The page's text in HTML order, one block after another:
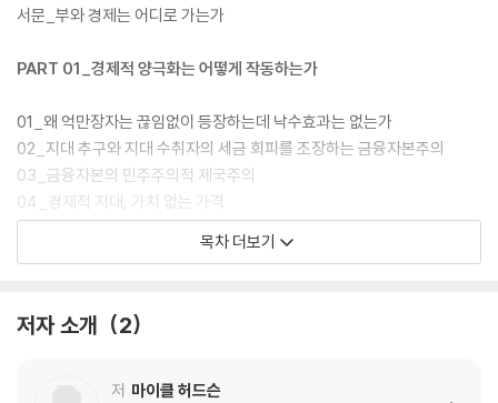
서문_부와 경제는 어디로 가는가
PART 01_경제적 양극화는 어떻게 작동하는가
01_왜 억만장자는 끊임없이 등장하는데 낙수효과는 없는가
02_지대 추구와 지대 수취자의 세금 회피를 조장하는 금융자본주의
03_금융자본의 민주주의적 제국주의
04_경제적 지대, 가치 없는 가격
05_지대의 금융화와 부채 디플레이션
06_보호무역, 우리는 맞고 너희는 틀렸다
PART 02_지대 수취자의 반혁명
08_그들은 어떻게 정치를 사회주의로부터 멀어지게 했나
목차 더보기
저자 소개 2
저 마이클 허드슨